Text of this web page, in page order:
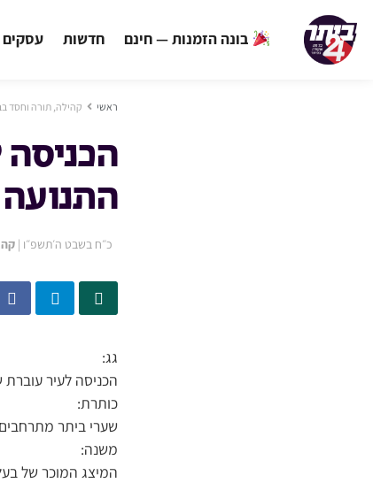
בונה הזמנות — חינם חדשות עסקים
ראשי קהילה, תורה וחסד
הכניסה
התנועה
כ״ח בשבט ה׳תשפ״ו |
גג:
הכניסה לעיר עוברת
כותרת:
שערי ביתר מתרחבים
משנה:
המיצג המוכר של